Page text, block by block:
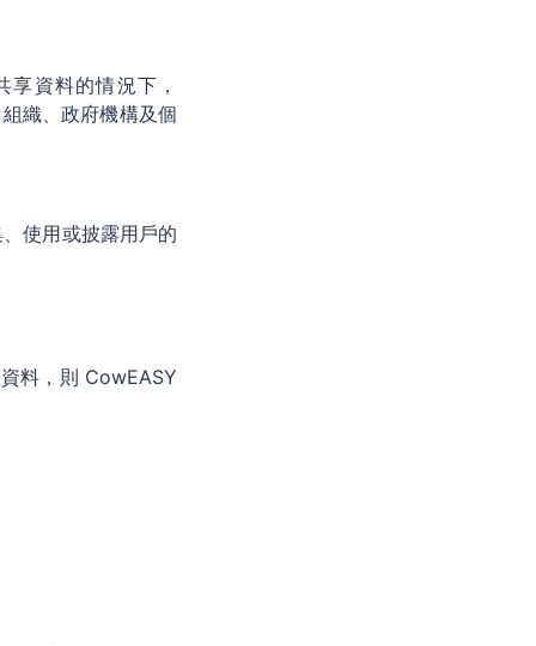
資料的情況下，
織、政府機構及個
使用或披露用戶的
料，則 CowEASY